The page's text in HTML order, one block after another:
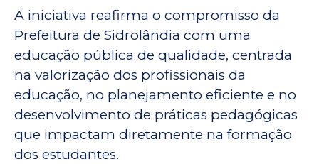
A iniciativa reafirma o compromisso da
Prefeitura de Sidrolândia com uma
educação pública de qualidade, centrada
na valorização dos profissionais da
educação, no planejamento eficiente e no
desenvolvimento de práticas pedagógicas
que impactam diretamente na formação
dos estudantes.